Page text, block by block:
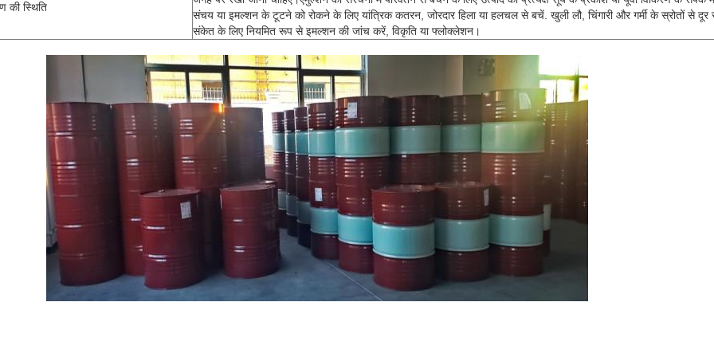
की स्थिति
संचय या इमल्शन के टूटने को रोकने के लिए यांत्रिक कतरन, जोरदार हिला या हलचल से बचें. खुली लौ, चिंगारी और गर्मी के स्रोतों से
संकेत के लिए नियमित रूप से इमल्शन की जांच करें, विकृति या फ्लोक्लेशन।